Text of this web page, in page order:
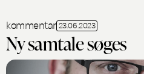
kommentar 23.06.2023
Ny samtale søges